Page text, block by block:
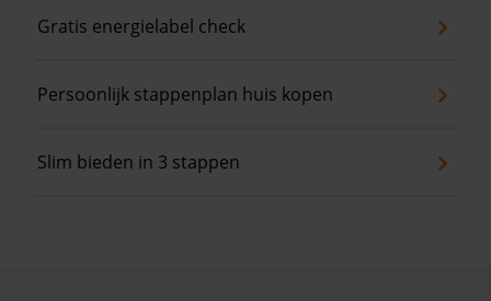
Gratis energielabel check
Persoonlijk stappenplan huis kopen
Slim bieden in 3 stappen